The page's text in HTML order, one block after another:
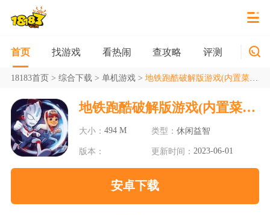
首页 找游戏 看热闹 查攻略 评测 新游
18183首页> 综合下载> 单机游戏> 地铁跑酷破解版游戏(内置菜单)2023
地铁跑酷破解版游戏(内置菜单)2023
大小：494 M 类型： 休闲益智
版本： 更新时间： 2023-06-01
安卓下载